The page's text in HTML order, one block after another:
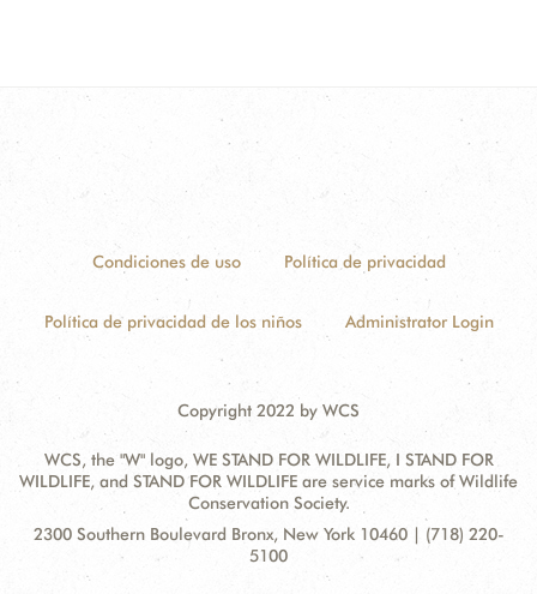
Condiciones de uso Política de privacidad
Política de privacidad de los niños Administrator Login
Copyright 2022 by WCS
WCS, the "W" logo, WE STAND FOR WILDLIFE, I STAND FOR
WILDLIFE, and STAND FOR WILDLIFE are service marks of Wildlife
Conservation Society.
Contact
Address:
2300 Southern Boulevard Bronx, New York 10460 | (718) 220-
5100